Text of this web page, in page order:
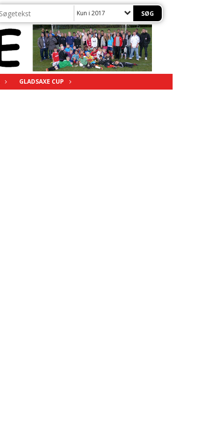
Kun i 2017
GLADSAXE CUP